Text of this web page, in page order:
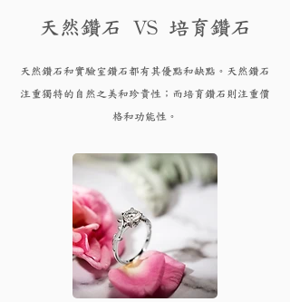
天然鑽石 VS 培育鑽石
天然鑽石和實驗室鑽石都有其優點和缺點。天然鑽石
注重獨特的自然之美和珍貴性；而培育鑽石則注重價
格和功能性。